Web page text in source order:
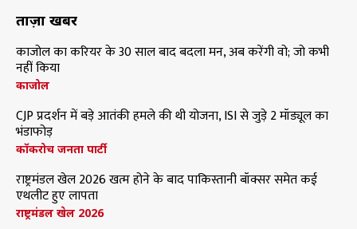
ताज़ा खबरें
काजोल का करियर के 30 साल बाद बदला मन, अब करेंगी वो; जो कभी
नहीं किया
काजोल
CJP प्रदर्शन में बड़े आतंकी हमले की थी योजना, ISI से जुड़े 2 मॉड्यूल का
भंडाफोड़
कॉकरोच जनता पार्टी
राष्ट्रमंडल खेल 2026 खत्म होने के बाद पाकिस्तानी बॉक्सर समेत कई
एथलीट हुए लापता
राष्ट्रमंडल खेल 2026